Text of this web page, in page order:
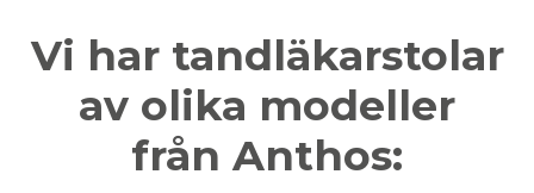
Vi har tandläkarstolar
av olika modeller
från Anthos: